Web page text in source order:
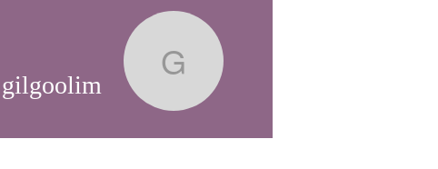
gilgoolim
gilgoolim